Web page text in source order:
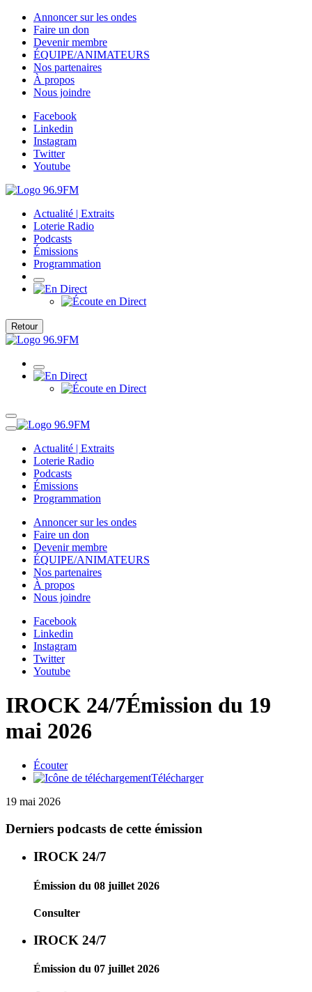
Annoncer sur les ondes
Faire un don
Devenir membre
ÉQUIPE/ANIMATEURS
Nos partenaires
À propos
Nous joindre
Facebook
Linkedin
Instagram
Twitter
Youtube
Actualité | Extraits
Loterie Radio
Podcasts
Émissions
Programmation
Retour
Actualité | Extraits
Loterie Radio
Podcasts
Émissions
Programmation
Annoncer sur les ondes
Faire un don
Devenir membre
ÉQUIPE/ANIMATEURS
Nos partenaires
À propos
Nous joindre
Facebook
Linkedin
Instagram
Twitter
Youtube
IROCK 24/7Émission du 19
mai 2026
Écouter
Télécharger
19 mai 2026
Derniers podcasts de cette émission
IROCK 24/7
Émission du 08 juillet 2026
Consulter
IROCK 24/7
Émission du 07 juillet 2026